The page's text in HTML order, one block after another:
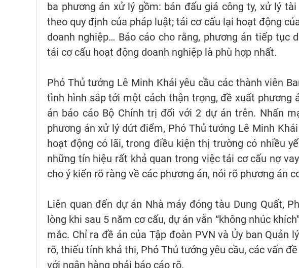
ba phương án xử lý gồm: bán đấu giá công ty, xử lý
theo quy định của pháp luật; tái cơ cấu lại hoạt động
doanh nghiệp… Báo cáo cho rằng, phương án tiếp tục
tái cơ cấu hoạt động doanh nghiệp là phù hợp nhất.
Phó Thủ tướng Lê Minh Khái yêu cầu các thành viên
tình hình sắp tới một cách thận trọng, đề xuất phương
án báo cáo Bộ Chính trị đối với 2 dự án trên. Nhấn
phương án xử lý dứt điểm, Phó Thủ tướng Lê Minh
hoạt động có lãi, trong điều kiện thị trường có nhiều
những tín hiệu rất khả quan trong việc tái cơ cấu nợ
cho ý kiến rõ ràng về các phương án, nói rõ phương án
Liên quan đến dự án Nhà máy đóng tàu Dung Quất,
lòng khi sau 5 năm cơ cấu, dự án vẫn “không nhúc
mắc. Chỉ ra đề án của Tập đoàn PVN và Ủy ban Quản
rõ, thiếu tính khả thi, Phó Thủ tướng yêu cầu, các vấn
với ngân hàng phải báo cáo rõ.